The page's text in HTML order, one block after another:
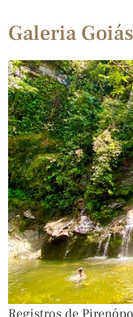
Galeria Goiás
Registros de